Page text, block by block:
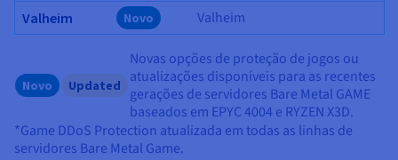
Valheim Novo Valheim
Novo Updated
Novas opções de proteção de jogos ou
atualizações disponíveis para as recentes
gerações de servidores Bare Metal GAME
baseados em EPYC 4004 e RYZEN X3D.
*Game DDoS Protection atualizada em todas as linhas de
servidores Bare Metal Game.